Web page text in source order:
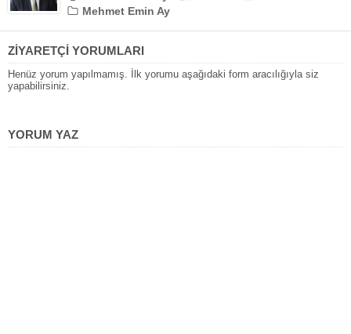
Mehmet Emin Ay
ZİYARETÇİ YORUMLARI
Henüz yorum yapılmamış. İlk yorumu aşağıdaki form aracılığıyla siz
yapabilirsiniz.
YORUM YAZ